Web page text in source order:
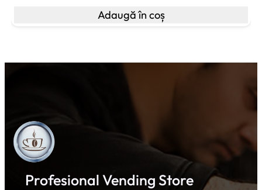
Adaugă în coș
Profesional Vending Store